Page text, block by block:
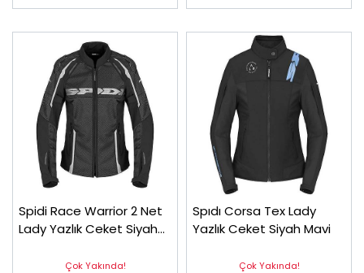
Spidi Race Warrior 2 Net
Lady Yazlık Ceket Siyah
Çok Yakında!
Spıdı Corsa Tex Lady
Yazlık Ceket Siyah Mavi
Çok Yakında!